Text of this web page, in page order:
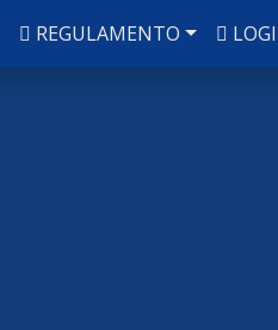
REGULAMENTO